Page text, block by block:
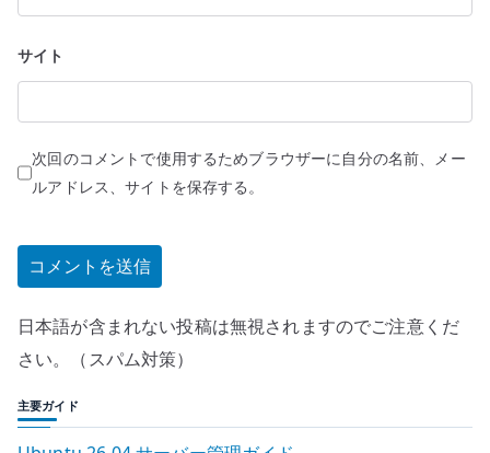
サイト
次回のコメントで使用するためブラウザーに自分の名前、メー
ルアドレス、サイトを保存する。
日本語が含まれない投稿は無視されますのでご注意くだ
さい。（スパム対策）
主要ガイド